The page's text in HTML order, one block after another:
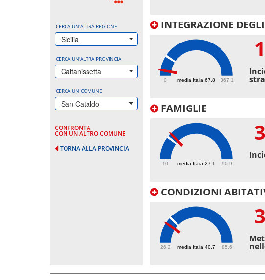
CERCA UN'ALTRA REGIONE
Sicilia
CERCA UN'ALTRA PROVINCIA
Caltanissetta
CERCA UN COMUNE
San Cataldo
CONFRONTA
CON UN ALTRO COMUNE
TORNA ALLA PROVINCIA
INTEGRAZIONE
media Italia 67.8
0 367.1
FAMIGLIE
media Italia 27.1
10 90.9
CONDIZIONI
media Italia 40.7
26.2 85.6